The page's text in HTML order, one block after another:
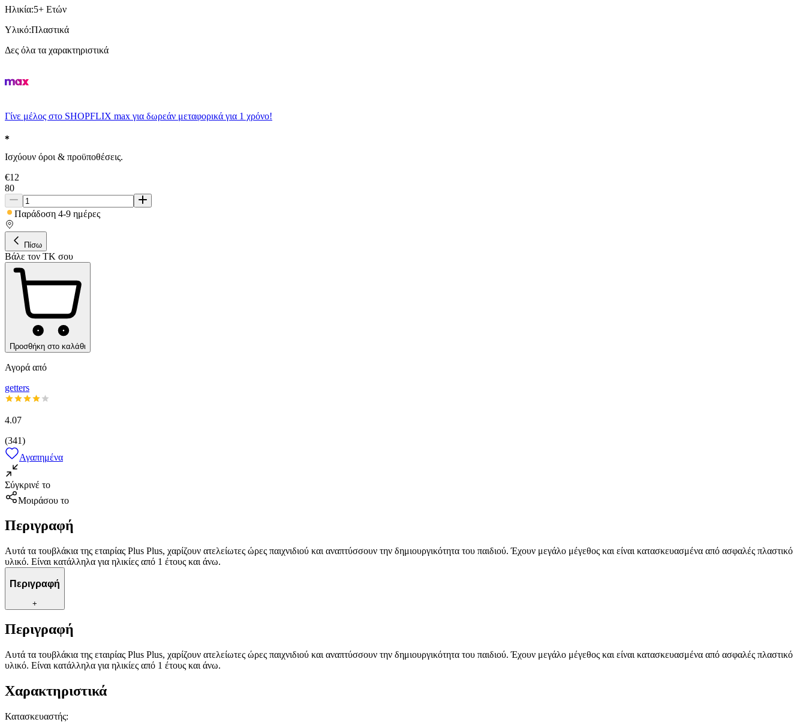
Ηλικία:5+ Ετών
Υλικό:Πλαστικά
Δες όλα τα χαρακτηριστικά
Γίνε μέλος στο SHOPFLIX max για δωρεάν μεταφορικά για 1 χρόνο!
Ισχύουν όροι & προϋποθέσεις.
€12
80
Παράδοση 4-9 ημέρες
Πίσω
Βάλε τον ΤΚ σου
Προσθήκη στο καλάθι
Αγορά από
getters
4.07
(341)
Αγαπημένα
Σύγκρινέ το
Μοιράσου το
Περιγραφή
Αυτά τα τουβλάκια της εταιρίας Plus Plus, χαρίζουν ατελείωτες ώρες παιχνιδιού και αναπτύσσουν την δημιουργικότητα του παιδιού. Έχουν μεγάλο μέγεθος και είναι κατασκευασμένα από ασφαλές πλαστικό
υλικό. Είναι κατάλληλα για ηλικίες από 1 έτους και άνω.
Περιγραφή
+
Περιγραφή
Αυτά τα τουβλάκια της εταιρίας Plus Plus, χαρίζουν ατελείωτες ώρες παιχνιδιού και αναπτύσσουν την δημιουργικότητα του παιδιού. Έχουν μεγάλο μέγεθος και είναι κατασκευασμένα από ασφαλές πλαστικό
υλικό. Είναι κατάλληλα για ηλικίες από 1 έτους και άνω.
Χαρακτηριστικά
Κατασκευαστής: